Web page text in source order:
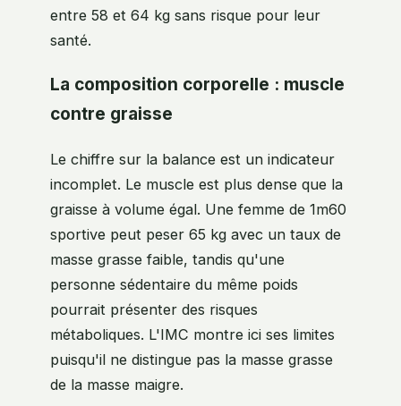
entre 58 et 64 kg sans risque pour leur
santé.
La composition corporelle : muscle
contre graisse
Le chiffre sur la balance est un indicateur
incomplet. Le muscle est plus dense que la
graisse à volume égal. Une femme de 1m60
sportive peut peser 65 kg avec un taux de
masse grasse faible, tandis qu'une
personne sédentaire du même poids
pourrait présenter des risques
métaboliques. L'IMC montre ici ses limites
puisqu'il ne distingue pas la masse grasse
de la masse maigre.